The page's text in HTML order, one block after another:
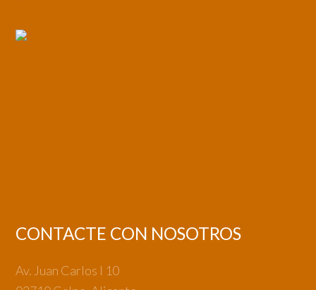
CONTACTE CON NOSOTROS
Av. Juan Carlos I 10